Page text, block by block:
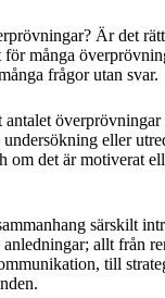
Är det
för många
frågor utan svar.
överprövningar
eller
om det är motiverat
särskilt
allt från
till